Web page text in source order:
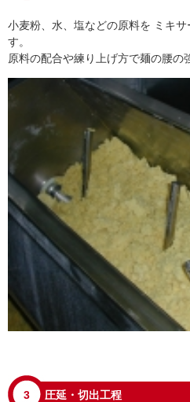
小麦粉、水、塩などの原料を ミキ
す。
原料の配合や練り上げ方で麺の腰の
3 圧延・切出工程